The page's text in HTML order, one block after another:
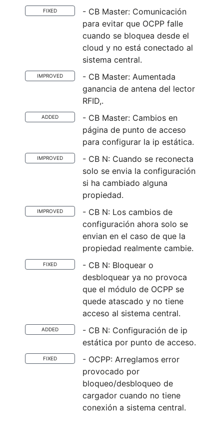
FIXED
- CB Master: Comunicación
para evitar que OCPP falle
cuando se bloquea desde el
cloud y no está conectado al
sistema central.
IMPROVED
- CB Master: Aumentada
ganancia de antena del lector
RFID,.
ADDED
- CB Master: Cambios en
página de punto de acceso
para configurar la ip estática.
IMPROVED
- CB N: Cuando se reconecta
solo se envia la configuración
si ha cambiado alguna
propiedad.
IMPROVED
- CB N: Los cambios de
configuración ahora solo se
envian en el caso de que la
propiedad realmente cambie.
FIXED
- CB N: Bloquear o
desbloquear ya no provoca
que el módulo de OCPP se
quede atascado y no tiene
acceso al sistema central.
ADDED
- CB N: Configuración de ip
estática por punto de acceso.
FIXED
- OCPP: Arreglamos error
provocado por
bloqueo/desbloqueo de
cargador cuando no tiene
conexión a sistema central.